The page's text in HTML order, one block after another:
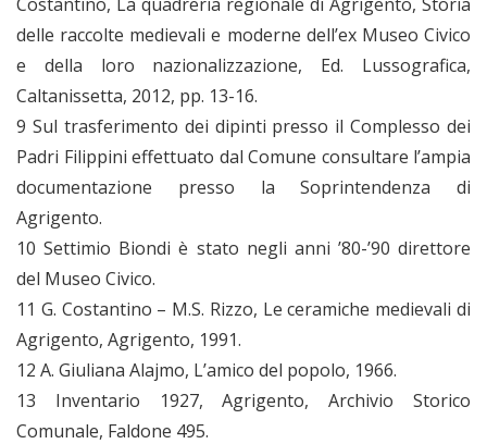
delle raccolte medievali e moderne dell’ex Museo Civico
e della loro nazionalizzazione, Ed. Lussografica,
Caltanissetta, 2012, pp. 13-16.
9 Sul trasferimento dei dipinti presso il Complesso dei
Padri Filippini effettuato dal Comune consultare l’ampia
documentazione presso la Soprintendenza di
Agrigento.
10 Settimio Biondi è stato negli anni ’80-’90 direttore
del Museo Civico.
11 G. Costantino – M.S. Rizzo, Le ceramiche medievali di
Agrigento, Agrigento, 1991.
12 A. Giuliana Alajmo, L’amico del popolo, 1966.
13 Inventario 1927, Agrigento, Archivio Storico
Comunale, Faldone 495.